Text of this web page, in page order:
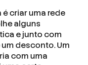
criar uma rede
alguns
e junto com
desconto. Um
com uma